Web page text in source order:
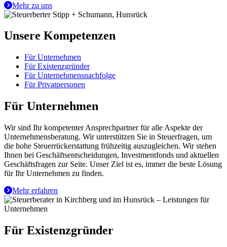
Mehr zu uns
Unsere Kompetenzen
Für Unternehmen
Für Existenzgründer
Für Unternehmensnachfolge
Für Privatpersonen
Für Unternehmen
Wir sind Ihr kompetenter Ansprechpartner für alle Aspekte der
Unternehmensberatung. Wir unterstützen Sie in Steuerfragen, um
die hohe Steuerrückerstattung frühzeitig auszugleichen. Wir stehen
Ihnen bei Geschäftsentscheidungen, Investmentfonds und aktuellen
Geschäftsfragen zur Seite. Unser Ziel ist es, immer die beste Lösung
für Ihr Unternehmen zu finden.
Mehr erfahren
Für Existenzgründer